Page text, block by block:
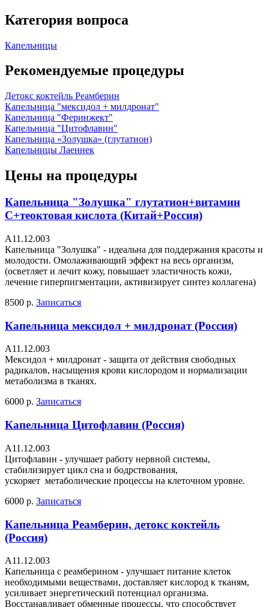
Категория вопроса
Капельницы
Рекомендуемые процедуры
Детокс коктейль Реамберин
Капельница "мексидол + милдронат"
Капельница "Феринжект"
Капельница "Цитофлавин"
Капельница «Золушка» (глутатион)
Капельницы Лаеннек
Цены на процедуры
Капельница "Золушка" глутатион+витамин
С+теоктовая кислота (Китай+Россия)
А11.12.003
Капельница "Золушка" - идеальна для поддержания красоты и
молодости. Омолаживающий эффект на весь организм,
(осветляет и лечит кожу, повышает эластичность кожи,
лечение гиперпигментации, активизирует синтез коллагена)
8500 р. Записаться
Капельница мексидол + милдронат (Россия)
А11.12.003
Мексидол + милдронат - защита от действия свободных
радикалов, насыщения крови кислородом и нормализации
метаболизма в тканях.
6000 р. Записаться
Капельница Цитофлавин (Россия)
А11.12.003
Цитофлавин - улучшает работу нервной системы,
стабилизирует цикл сна и бодрствования,
ускоряет метаболические процессы на клеточном уровне.
6000 р. Записаться
Капельница Реамберин, детокс коктейль
(Россия)
А11.12.003
Капельница с реамберином - улучшает питание клеток
необходимыми веществами, доставляет кислород к тканям,
усиливает энергетический потенциал организма.
Восстанавливает обменные процессы, что способствует